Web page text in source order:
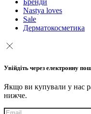
Бренди
Nastya loves
Sale
Дерматокосметика
Увійдіть через електронну
Якщо ви купували у нас
нижче.